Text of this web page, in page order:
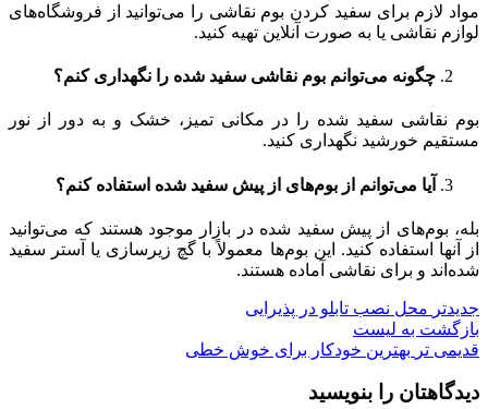
مواد لازم برای سفید کردن بوم نقاشی را می‌توانید از فروشگاه‌های
لوازم نقاشی یا به صورت آنلاین تهیه کنید.
چگونه می‌توانم بوم نقاشی سفید شده را نگهداری کنم؟
بوم نقاشی سفید شده را در مکانی تمیز، خشک و به دور از نور
مستقیم خورشید نگهداری کنید.
آیا می‌توانم از بوم‌های از پیش سفید شده استفاده کنم؟
بله، بوم‌های از پیش سفید شده در بازار موجود هستند که می‌توانید
از آنها استفاده کنید. این بوم‌ها معمولاً با گچ زیرسازی یا آستر سفید
شده‌اند و برای نقاشی آماده هستند.
جدیدتر محل نصب تابلو در پذیرایی
بازگشت به لیست
قدیمی تر بهترین خودکار برای خوش خطی
دیدگاهتان را بنویسید